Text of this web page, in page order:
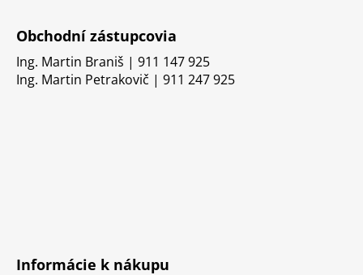
Obchodní zástupcovia
Ing. Martin Braniš | 911 147 925
Ing. Martin Petrakovič | 911 247 925
Informácie k nákupu